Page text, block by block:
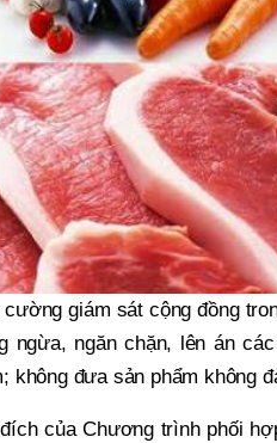
cường giám sát cộng đồng
ngừa, ngăn chặn, lên án
không đưa sản phẩm không
của Chương trình phối